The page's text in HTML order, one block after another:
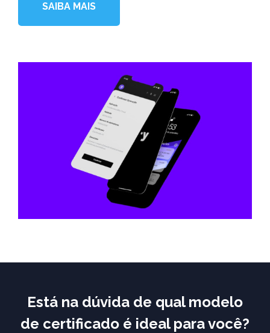
SAIBA MAIS
Está na dúvida de qual modelo
de certificado é ideal para você?